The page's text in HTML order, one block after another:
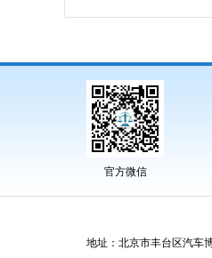
官方微信
地址：北京市丰台区汽